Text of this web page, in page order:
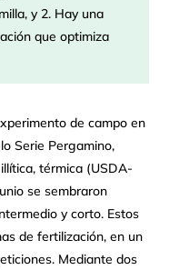
y 2. Hay una
que optimiza
de campo en
Serie Pergamino,
térmica (USDA-
se sembraron
y corto. Estos
de fertilización, en un
Mediante dos